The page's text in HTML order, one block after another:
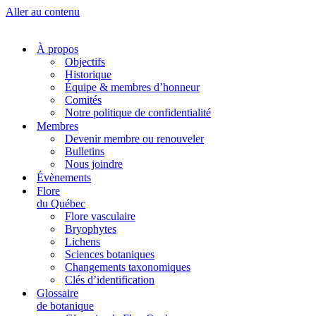
Aller au contenu
À propos
Objectifs
Historique
Équipe & membres d’honneur
Comités
Notre politique de confidentialité
Membres
Devenir membre ou renouveler
Bulletins
Nous joindre
Évènements
Flore
du Québec
Flore vasculaire
Bryophytes
Lichens
Sciences botaniques
Changements taxonomiques
Clés d’identification
Glossaire
de botanique